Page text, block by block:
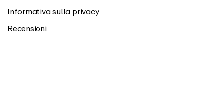
Informativa sulla privacy
Recensioni